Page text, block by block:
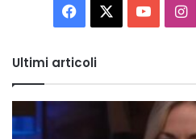
Facebook You
Ultimi articoli